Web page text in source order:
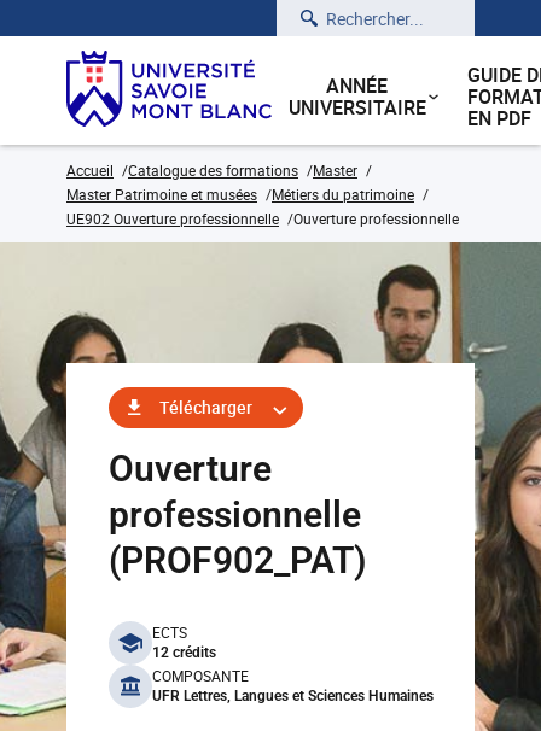
Rechercher
ANNÉE
UNIVERSITAIRE
GUIDE
EN PDF
Accueil Catalogue des formations
Master
Master Patrimoine et musées
Métiers du patrimoine
UE902 Ouverture professionnelle
Ouverture professionnelle
Télécharger
Ouverture
professionnelle
(PROF902_PAT)
benefits
ECTS
12 crédits
COMPOSANTE
UFR Lettres, Langues et Sciences Humaines